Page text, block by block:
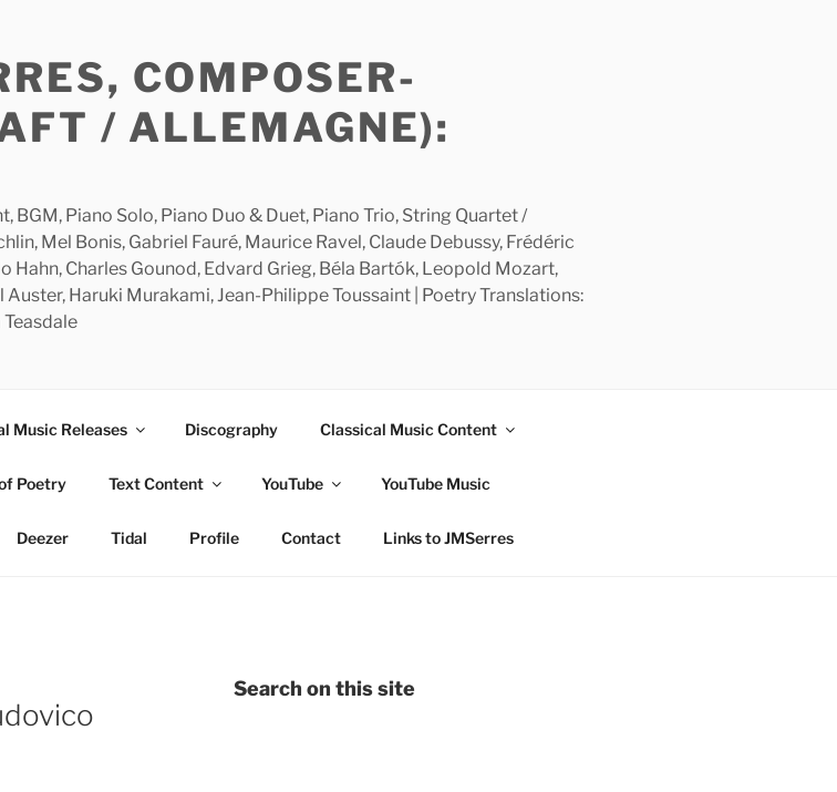
COMPOSER-
/ ALLEMAGNE):
Piano Solo, Piano Duo & Duet, Piano Trio, String Quartet /
Mel Bonis, Gabriel Fauré, Maurice Ravel, Claude Debussy, Frédéric
Hahn, Charles Gounod, Edvard Grieg, Béla Bartók, Leopold Mozart,
Haruki Murakami, Jean-Philippe Toussaint | Poetry Translations:
Music Releases Discography Classical Music Content
Poetry Text Content YouTube YouTube Music
Deezer Tidal Profile Contact Links to JMSerres
Search on this site